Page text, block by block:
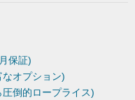
保証)
なオプション)
倒的ロープライス)